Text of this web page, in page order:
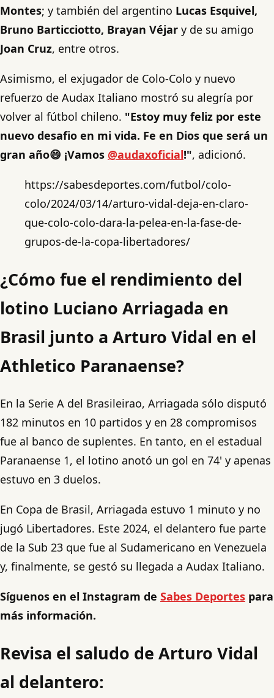
Montes; y también del argentino Lucas Esquivel,
Bruno Barticciotto, Brayan Véjar y de su amigo
Joan Cruz, entre otros.
Asimismo, el exjugador de Colo-Colo y nuevo
refuerzo de Audax Italiano mostró su alegría por
volver al fútbol chileno. "Estoy muy feliz por este
nuevo desafio en mi vida. Fe en Dios que será un
gran año😄 ¡Vamos @audaxoficial!", adicionó.
https://sabesdeportes.com/futbol/colo-
colo/2024/03/14/arturo-vidal-deja-en-claro-
que-colo-colo-dara-la-pelea-en-la-fase-de-
grupos-de-la-copa-libertadores/
¿Cómo fue el rendimiento del
lotino Luciano Arriagada en
Brasil junto a Arturo Vidal en el
Athletico Paranaense?
En la Serie A del Brasileirao, Arriagada sólo disputó
182 minutos en 10 partidos y en 28 compromisos
fue al banco de suplentes. En tanto, en el estadual
Paranaense 1, el lotino anotó un gol en 74' y apenas
estuvo en 3 duelos.
En Copa de Brasil, Arriagada estuvo 1 minuto y no
jugó Libertadores. Este 2024, el delantero fue parte
de la Sub 23 que fue al Sudamericano en Venezuela
y, finalmente, se gestó su llegada a Audax Italiano.
Síguenos en el Instagram de Sabes Deportes para
más información.
Revisa el saludo de Arturo Vidal
al delantero: